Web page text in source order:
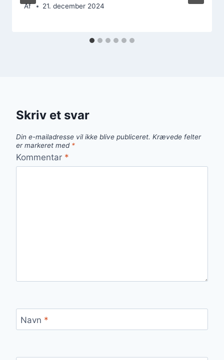
Af 21. december 2024
Skriv et svar
Din e-mailadresse vil ikke blive publiceret. Krævede felter
er markeret med *
Kommentar *
Navn *